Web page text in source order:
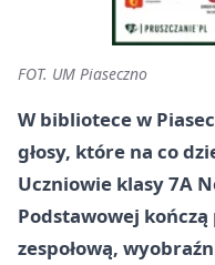
FOT. UM Piaseczno
W bibliotece w
głosy, które na co
Uczniowie klasy 7A
Podstawowej
zespołową,